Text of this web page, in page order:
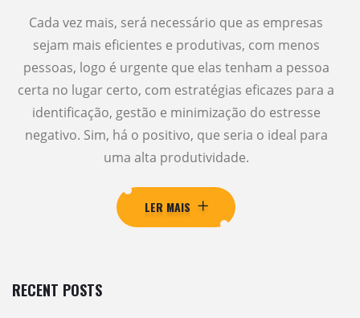
Cada vez mais, será necessário que as empresas
sejam mais eficientes e produtivas, com menos
pessoas, logo é urgente que elas tenham a pessoa
certa no lugar certo, com estratégias eficazes para a
identificação, gestão e minimização do estresse
negativo. Sim, há o positivo, que seria o ideal para
uma alta produtividade.
LER MAIS
RECENT POSTS